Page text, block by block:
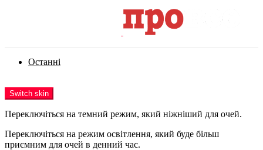
Останні
Switch skin
Переключіться на темний режим, який ніжніший для очей.
Переключіться на режим освітлення, який буде більш
приємним для очей в денний час.